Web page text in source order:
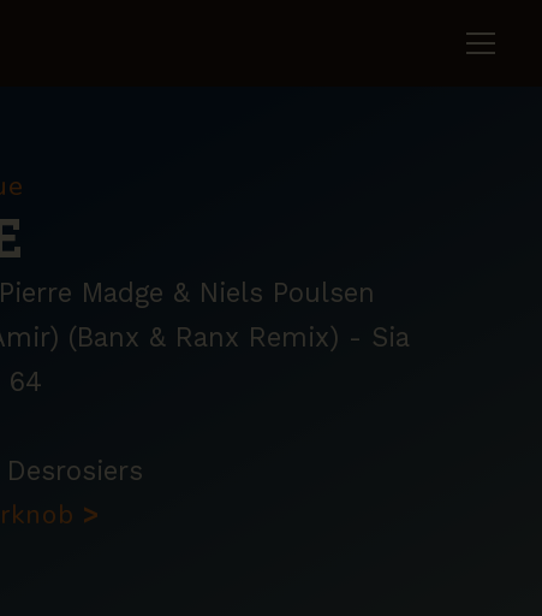
Madge & Niels Poulsen
(Banx & Ranx Remix) - Sia
64
>